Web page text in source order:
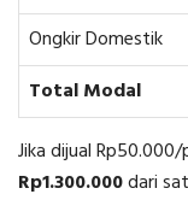
Ongkir Domestik
Total Modal
Jika dijual
Rp1.300.000dari